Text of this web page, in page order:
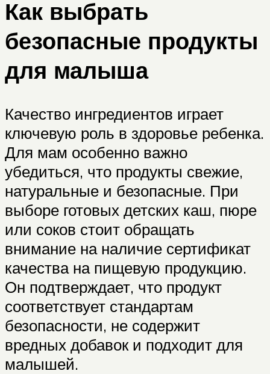
Как выбрать
безопасные продукты
для малыша
Качество ингредиентов играет
ключевую роль в здоровье ребенка.
Для мам особенно важно
убедиться, что продукты свежие,
натуральные и безопасные. При
выборе готовых детских каш, пюре
или соков стоит обращать
внимание на наличие сертификат
качества на пищевую продукцию.
Он подтверждает, что продукт
соответствует стандартам
безопасности, не содержит
вредных добавок и подходит для
малышей.